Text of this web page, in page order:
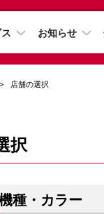
お知らせ
店舗の選択
択
種・カラー